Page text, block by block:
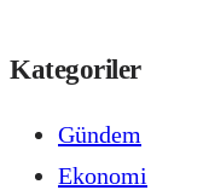
Kategoriler
Gündem
Ekonomi